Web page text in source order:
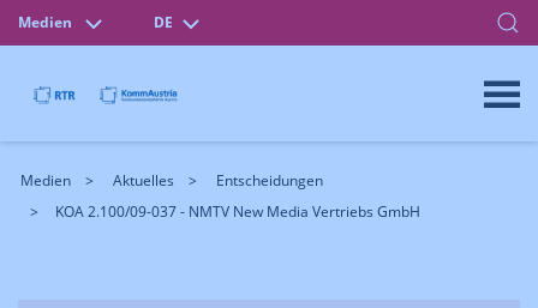
Medien DE
Medien Aktuelles
Entscheidungen
KOA 2.100/09-037 - NMTV New Media Vertriebs GmbH